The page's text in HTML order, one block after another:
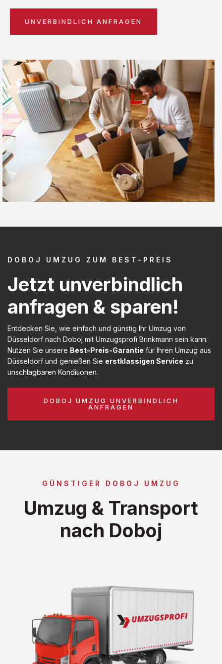
UNVERBINDLICH ANFRAGEN
DOBOJ UMZUG ZUM BEST-PREIS
Jetzt unverbindlich
anfragen & sparen!
Entdecken Sie, wie einfach und günstig Ihr Umzug von
Düsseldorf nach Doboj mit Umzugsprofi Brinkmann sein kann:
Nutzen Sie unsere Best-Preis-Garantie für Ihren Umzug aus
Düsseldorf und genießen Sie erstklassigen Service zu
unschlagbaren Konditionen.
DOBOJ UMZUG UNVERBINDLICH
ANFRAGEN
GÜNSTIGER DOBOJ UMZUG
Umzug & Transport
nach Doboj